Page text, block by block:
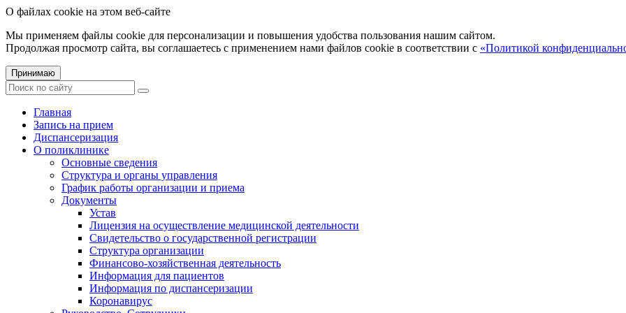
О файлах cookie на этом веб-сайте
Мы применяем файлы cookie для персонализации и повышения удобства пользования нашим сайтом.
Продолжая просмотр сайта, вы соглашаетесь с применением нами файлов cookie в соответствии с «Политикой
Принимаю
Главная
Запись на прием
Диспансеризация
О поликлинике
Основные сведения
Структура и органы управления
График работы организации и приема
Документы
Устав
Лицензия на осуществление медицинской деятельности
Свидетельство о государственной регистрации
Структура организации
Финансово-хозяйственная деятельность
Информация для пациентов
Информация по диспансеризации
Коронавирус